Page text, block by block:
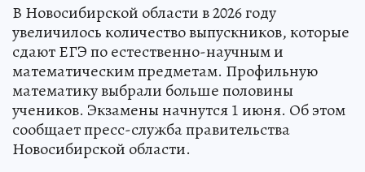
В Новосибирской области в 2026 году
увеличилось количество выпускников, которые
сдают ЕГЭ по естественно-научным и
математическим предметам. Профильную
математику выбрали больше половины
учеников. Экзамены начнутся 1 июня. Об этом
сообщает пресс-служба правительства
Новосибирской области.